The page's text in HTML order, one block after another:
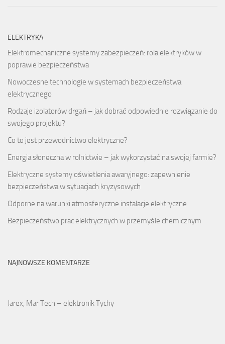
ELEKTRYKA
Elektromechaniczne systemy zabezpieczeń: rola elektryków w
poprawie bezpieczeństwa
Nowoczesne technologie w systemach bezpieczeństwa
elektrycznego
Rodzaje izolatorów drgań – jak dobrać odpowiednie rozwiązanie do
swojego projektu?
Co to jest przewodnictwo elektryczne?
Energia słoneczna w rolnictwie – jak wykorzystać na swojej farmie?
Elektryczne systemy oświetlenia awaryjnego: zapewnienie
bezpieczeństwa w sytuacjach kryzysowych
Odporne na warunki atmosferyczne instalacje elektryczne
Bezpieczeństwo prac elektrycznych w przemyśle chemicznym
NAJNOWSZE KOMENTARZE
Jarex, Mar Tech – elektronik Tychy